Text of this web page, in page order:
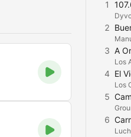
1
2
3 A
Los
4 El
Los
5
6